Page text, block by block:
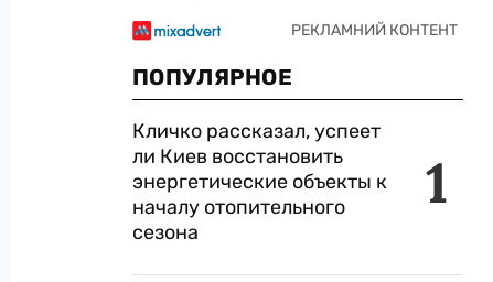
ПОПУЛЯРНОЕ
1
Кличко рассказал, успеет
ли Киев восстановить
энергетические объекты к
началу отопительного
сезона